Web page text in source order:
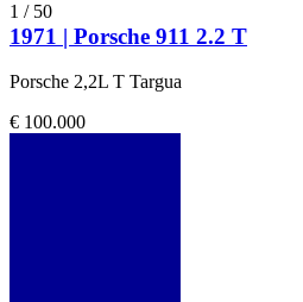
1 / 50
1971 | Porsche 911 2.2 T
Porsche 2,2L T Targua
€ 100.000